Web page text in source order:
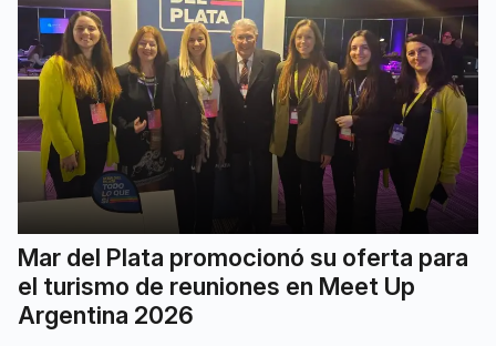
Mar del Plata promocionó su oferta para
el turismo de reuniones en Meet Up
Argentina 2026